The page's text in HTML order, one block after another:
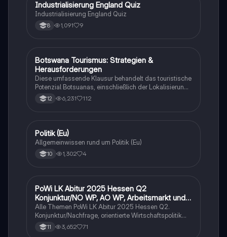
IGeschichte
Industrialisierung England Quiz
Industrialisierung England Quiz
8 1,091 9
Geographie/Erdkunde
Botswana Tourismus: Strategien &
Herausforderungen
Diese umfassende Klausur behandelt das touristische
Potenzial Botsuanas, einschließlich der Lokalisierung,
Entwicklung und Bewertung der Nachhaltigkeit.
Analysiert werden die ökonomischen, sozialen und
Klausuren vorbereiten. Note: 13.
12 6,231 112
PWirtschaft und Recht
Politik (Eu)
Allgemeinwissen rund um Politik (Eu)
10 1,302 4
Wirtschaft und Recht
PoWi LK Abitur 2025 Hessen Q2
Konjunktur/NO WP, AO WP, Arbeitsmarkt und
Traifpolitik
Alle Themen PoWi LK Abitur 2025 Hessen Q2.
Konjunktur/Nachfrage, orientierte Wirtschaftspolitik
von Keynes. Angebot orientierte Wirtschaftspolitik von
Milton, Friedman und nachhaltiger
11 3,652 71